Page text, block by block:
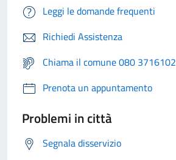
Leggi le domande frequenti
Richiedi Assistenza
Chiama il comune 080 3716102
Prenota un appuntamento
Problemi in città
Segnala disservizio